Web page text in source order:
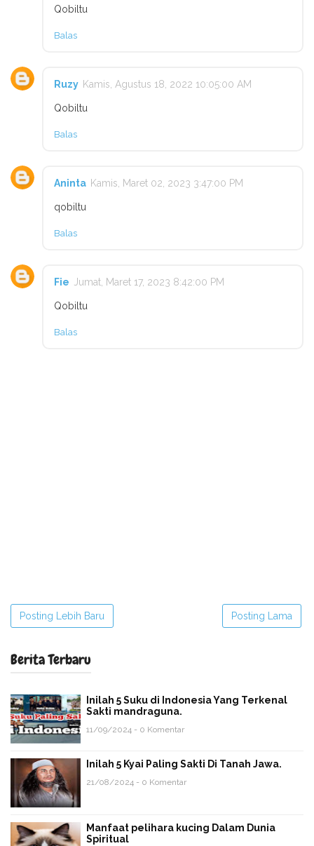
Qobiltu
Balas
Ruzy Kamis, Agustus 18, 2022 10:05:00 AM
Qobiltu
Balas
Aninta Kamis, Maret 02, 2023 3:47:00 PM
qobiltu
Balas
Fie Jumat, Maret 17, 2023 8:42:00 PM
Qobiltu
Balas
Posting Lebih Baru Posting Lama
Berita Terbaru
Inilah 5 Suku di Indonesia Yang Terkenal
Sakti mandraguna.
11/09/2024 - 0 Komentar
Inilah 5 Kyai Paling Sakti Di Tanah Jawa.
21/08/2024 - 0 Komentar
Manfaat pelihara kucing Dalam Dunia
Spiritual